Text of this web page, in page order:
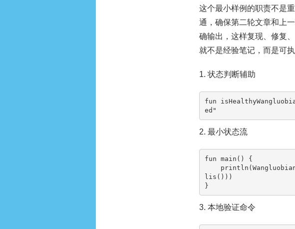
这个最小样例的职责不是
通，确保第二轮文章和上
确输出，这样复现、修复
就不是经验笔记，而是可执
1. 状态判断辅助
fun
ed"
2. 最小状态流
fun main() {
lis()))
}
3. 本地验证命令